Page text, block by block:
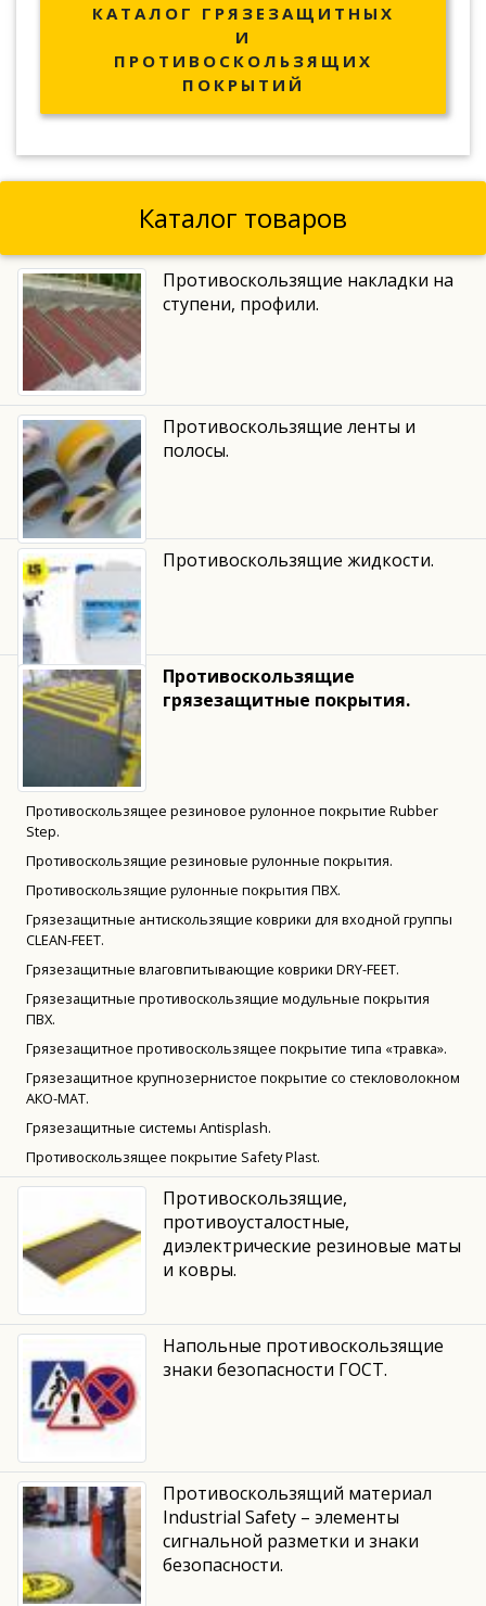
КАТАЛОГ ГРЯЗЕЗАЩИТНЫХ
И
ПРОТИВОСКОЛЬЗЯЩИХ
ПОКРЫТИЙ
Каталог товаров
Противоскользящие накладки на
ступени, профили.
Противоскользящие ленты и
полосы.
Противоскользящие жидкости.
Противоскользящие
грязезащитные покрытия.
Противоскользящее резиновое рулонное покрытие Rubber
Step.
Противоскользящие резиновые рулонные покрытия.
Противоскользящие рулонные покрытия ПВХ.
Грязезащитные антискользящие коврики для входной группы
CLEAN-FEET.
Грязезащитные влаговпитывающие коврики DRY-FEET.
Грязезащитные противоскользящие модульные покрытия
ПВХ.
Грязезащитное противоскользящее покрытие типа «травка».
Грязезащитное крупнозернистое покрытие со стекловолокном
АКО-МАТ.
Грязезащитные системы Antisplash.
Противоскользящее покрытие Safety Plast.
Противоскользящие,
противоусталостные,
диэлектрические резиновые маты
и ковры.
Напольные противоскользящие
знаки безопасности ГОСТ.
Противоскользящий материал
Industrial Safety – элементы
сигнальной разметки и знаки
безопасности.